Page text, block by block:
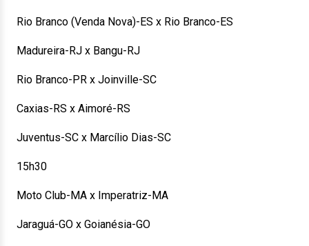
Rio Branco (Venda Nova)-ES x Rio Branco-ES
Madureira-RJ x Bangu-RJ
Rio Branco-PR x Joinville-SC
Caxias-RS x Aimoré-RS
Juventus-SC x Marcílio Dias-SC
15h30
Moto Club-MA x Imperatriz-MA
Jaraguá-GO x Goianésia-GO